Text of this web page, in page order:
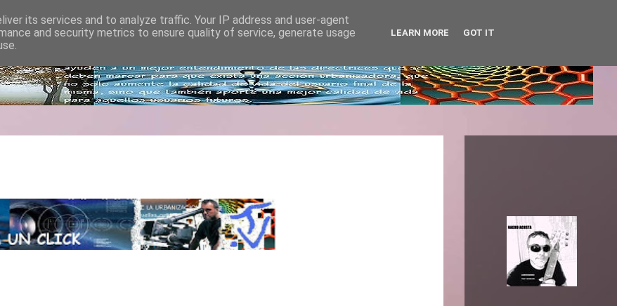
its services and to analyze traffic. Your IP address and user-agent
and security metrics to ensure quality of service, generate usage
LEARN MORE GOT IT